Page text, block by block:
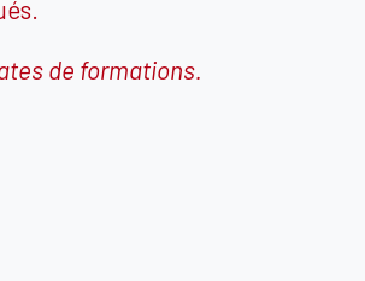
de formations.